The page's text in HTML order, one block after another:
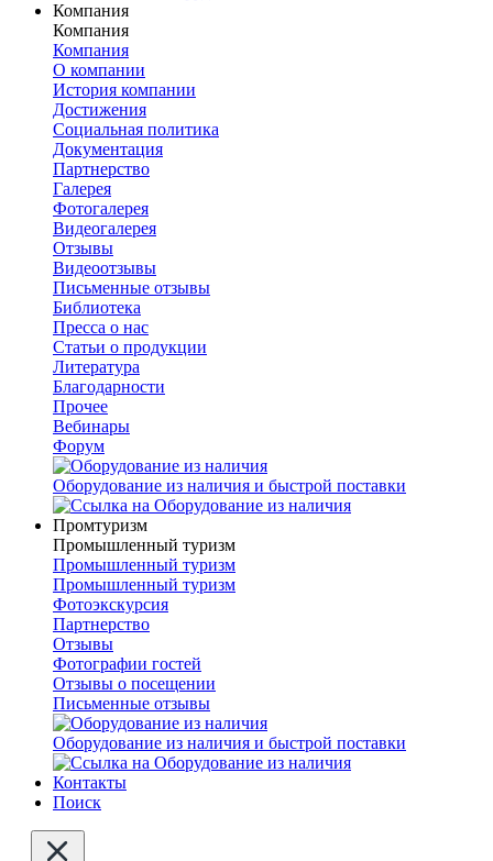
Компания
Компания
Компания
О компании
История компании
Достижения
Социальная политика
Документация
Партнерство
Галерея
Фотогалерея
Видеогалерея
Отзывы
Видеоотзывы
Письменные отзывы
Библиотека
Пресса о нас
Статьи о продукции
Литература
Благодарности
Прочее
Вебинары
Форум
Оборудование из наличия и быстрой поставки
Промтуризм
Промышленный туризм
Промышленный туризм
Промышленный туризм
Фотоэкскурсия
Партнерство
Отзывы
Фотографии гостей
Отзывы о посещении
Письменные отзывы
Оборудование из наличия и быстрой поставки
Контакты
Поиск